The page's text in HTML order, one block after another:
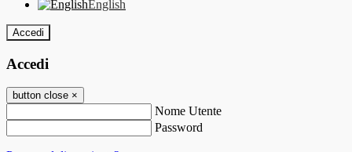
English
Accedi
Accedi
button close ×
Nome Utente
Password